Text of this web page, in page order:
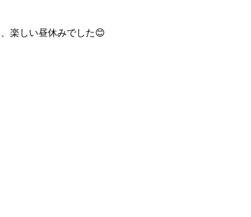
楽しい昼休みでした😊